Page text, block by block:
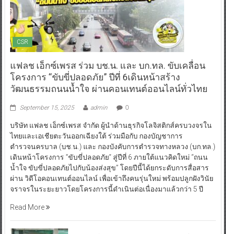
CSR
แฟลช เอ็กซ์เพรส ร่วม บช.น. และ บก.ทล. ขับเคลื่อน
โครงการ “ขับขี่ปลอดภัย” ปีที่ 6เดินหน้าสร้าง
วัฒนธรรมถนนน้ำใจ ผ่านคอนเทนต์ออนไลน์ทั่วไทย
September 15, 2025 admin 0
บริษัท แฟลช เอ็กซ์เพรส จำกัด ผู้นำด้านธุรกิจโลจิสติกส์ครบวงจรใน
ไทยและเอเชียตะวันออกเฉียงใต้ ร่วมมือกับ กองบัญชาการ
ตำรวจนครบาล (บช.น.) และ กองบังคับการตำรวจทางหลวง (บก.ทล.)
เดินหน้าโครงการ “ขับขี่ปลอดภัย” สู่ปีที่ 6 ภายใต้แนวคิดใหม่ “ถนน
น้ำใจ ขับขี่ปลอดภัยไปกับน้องส่งสุข” โดยปีนี้ได้ยกระดับการสื่อสาร
ผ่าน วิดีโอคอนเทนต์ออนไลน์ เพื่อเข้าถึงคนรุ่นใหม่ พร้อมปลูกฝังวินัย
จราจรในระยะยาวโดยโครงการนี้ดำเนินต่อเนื่องมาแล้วกว่า 5 ปี
Read More